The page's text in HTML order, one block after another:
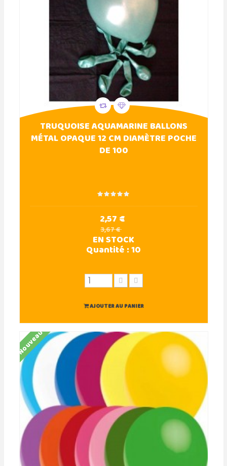
TRUQUOISE AQUAMARINE BALLONS
MÉTAL OPAQUE 12 CM DIAMÈTRE POCHE
DE 100
2,57 €
3,67 €
EN STOCK
Quantité :10
AJOUTER AU PANIER
Nouveau